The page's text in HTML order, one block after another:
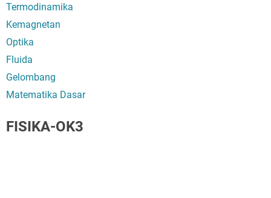
Termodinamika
Kemagnetan
Optika
Fluida
Gelombang
Matematika Dasar
FISIKA-OK3